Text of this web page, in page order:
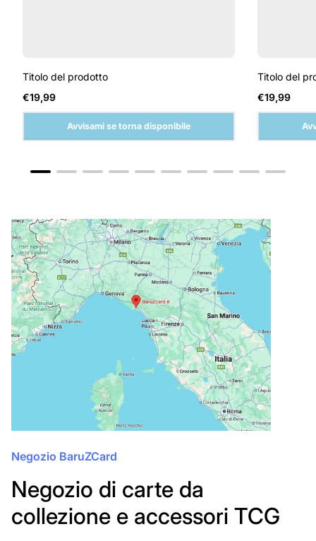
Titolo del prodotto
Prezzo
normale
€19,99
Avvisami se torna disponibile
Titolo del
Prezzo
normale
€19,99
Negozio BaruZCard
Negozio di carte da
collezione e accessori TCG